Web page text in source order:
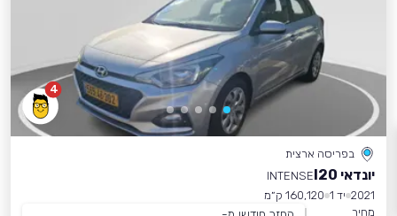
4
בפריסה ארצית
יונדאי I20
INTENSE
2021 יד 1
160,120 ק״מ
מחיר